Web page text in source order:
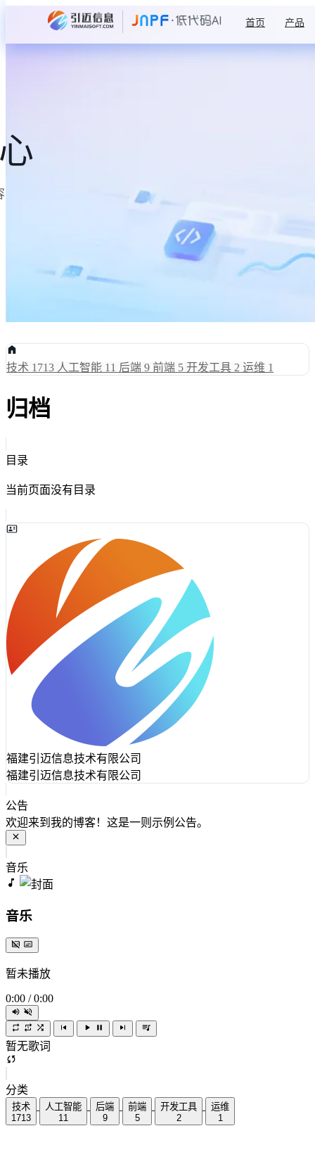
首页 产品
技术 1713 人工智能 11 后端 9 前端 5 开发工具 2 运维 1
归档
目录
当前页面没有目录
福建引迈信息技术有限公司
福建引迈信息技术有限公司
公告
欢迎来到我的博客！这是一则示例公告。
音乐
音乐
暂未播放
0:00 / 0:00
暂无歌词
分类
技术
1713
人工智能
11
后端
9
前端
5
开发工具
2
运维
1